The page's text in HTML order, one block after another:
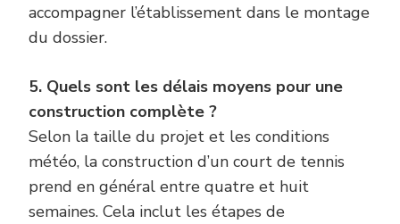
accompagner l’établissement dans le montage
du dossier.
5. Quels sont les délais moyens pour une
construction complète ?
Selon la taille du projet et les conditions
météo, la construction d’un court de tennis
prend en général entre quatre et huit
semaines. Cela inclut les étapes de